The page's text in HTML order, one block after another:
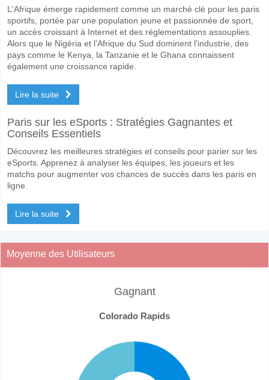
L'Afrique émerge rapidement comme un marché clé pour les paris
sportifs, portée par une population jeune et passionnée de sport,
un accès croissant à Internet et des réglementations assouplies.
Alors que le Nigéria et l'Afrique du Sud dominent l'industrie, des
pays comme le Kenya, la Tanzanie et le Ghana connaissent
également une croissance rapide.
Lire la suite
Paris sur les eSports : Stratégies Gagnantes et
Conseils Essentiels
Découvrez les meilleures stratégies et conseils pour parier sur les
eSports. Apprenez à analyser les équipes, les joueurs et les
matchs pour augmenter vos chances de succès dans les paris en
ligne.
Lire la suite
Moyenne des Utilisateurs
Gagnant
Colorado Rapids